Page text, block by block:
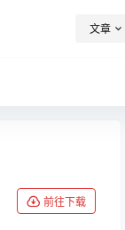
文章
前往下载